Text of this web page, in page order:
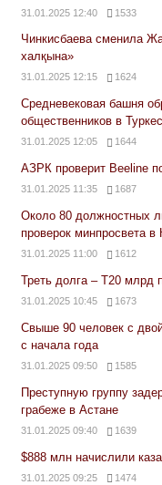
31.01.2025 12:40 1533
Чинкисбаева сменила
халқына»
31.01.2025 12:15 1624
Средневековая башня
общественников в
31.01.2025 12:05 1644
АЗРК проверит Beeline
31.01.2025 11:35 1687
Около 80 должностных
проверок минпросвета в
31.01.2025 11:00 1612
Треть долга – Т20 млрд
31.01.2025 10:45 1673
Свыше 90 человек с
с начала года
31.01.2025 09:50 1585
Преступную группу
грабеже в Астане
31.01.2025 09:40 1639
$888 млн начислили
31.01.2025 09:25 1474